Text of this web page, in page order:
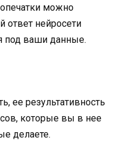
опечатки можно
ответ нейросети
под ваши данные.
ее результативность
которые вы в нее
делаете.